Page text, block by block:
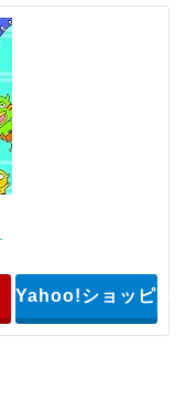
Yahoo!ショッピン